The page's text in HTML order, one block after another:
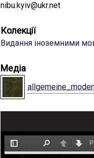
nibu.kyiv@ukr.net
Колекції
Видання іноземними
Медіа